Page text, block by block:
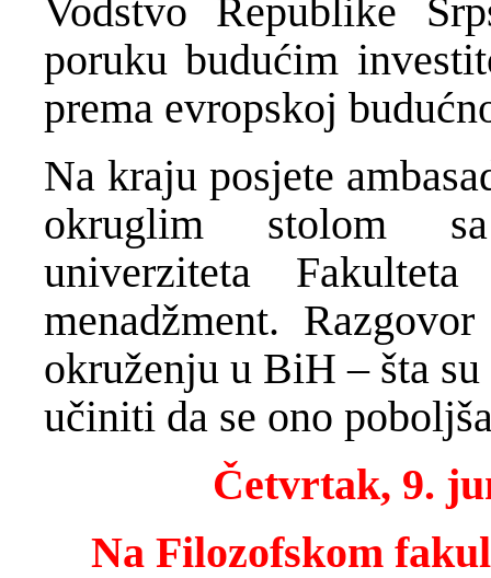
Vodstvo Republike
poruku budućim
prema evropskoj
Na kraju posjete
okruglim stolom
univerziteta
menadžment.
okruženju u BiH – šta
učiniti da se ono
Četvrtak, 9.
Na Filozofskom